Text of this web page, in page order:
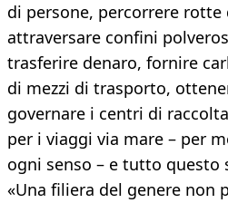
di persone, percorrere rotte
attraversare confini
trasferire denaro, fornire
di mezzi di trasporto,
governare i centri di
per i viaggi via mare – per
ogni senso – e tutto questo
«Una filiera del genere non